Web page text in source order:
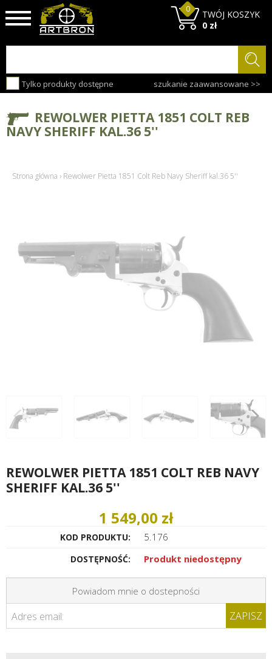
Tylko produkty dostępne szukanie zaawansowane >>
TWÓJ KOSZYK
0
0 zł
REWOLWER PIETTA 1851 COLT REB
NAVY SHERIFF KAL.36 5''
Strona główna › Rewolwer Pietta 1851 Colt Reb Navy Sheriff kal.36 5''
REWOLWER PIETTA 1851 COLT REB NAVY
SHERIFF KAL.36 5''
1 549,00 zł
KOD PRODUKTU: 5.176
DOSTĘPNOŚĆ: Produkt niedostępny
Powiadom mnie o dostepności
Adres email: ZAPISZ